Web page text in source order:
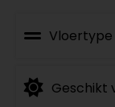
Vloertype
Geschikt